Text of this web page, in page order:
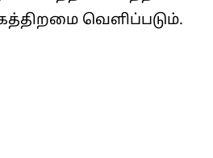
வெளிப்படும்.